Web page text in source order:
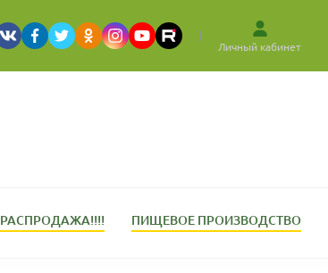
Личный кабинет
РАСПРОДАЖА!!!! ПИЩЕВОЕ ПРОИЗВОДСТВО